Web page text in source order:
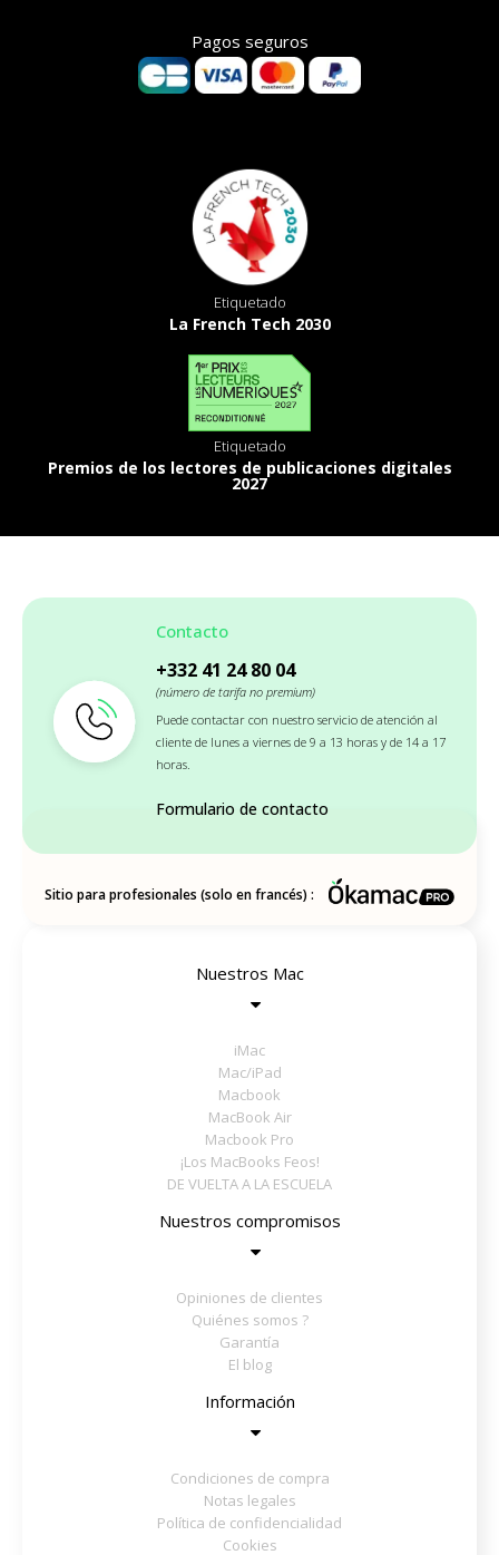
Pagos seguros
Etiquetado
La French Tech 2030
Etiquetado
Premios de los lectores de publicaciones digitales
2027
Contacto
+332 41 24 80 04
(número de tarifa no premium)
Puede contactar con nuestro servicio de atención al
cliente de lunes a viernes de 9 a 13 horas y de 14 a 17
horas.
Formulario de contacto
Sitio para profesionales (solo en francés) :
Nuestros Mac
iMac
Mac/iPad
Macbook
MacBook Air
Macbook Pro
¡Los MacBooks Feos!
DE VUELTA A LA ESCUELA
Nuestros compromisos
Opiniones de clientes
Quiénes somos ?
Garantía
El blog
Información
Condiciones de compra
Notas legales
Política de confidencialidad
Cookies